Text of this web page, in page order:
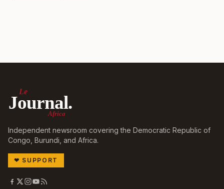
Le
Journal.
Africa
Independent newsroom covering the Democratic Republic of
Congo, Burundi, and Africa.
❤ SUPPORT